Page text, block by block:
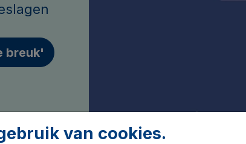
breuk'
van cookies.